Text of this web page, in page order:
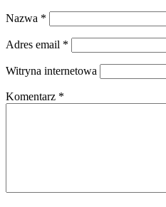
Nazwa *
Adres email *
Witryna internetowa
Komentarz *